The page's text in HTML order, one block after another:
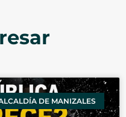
DE MANIZALES